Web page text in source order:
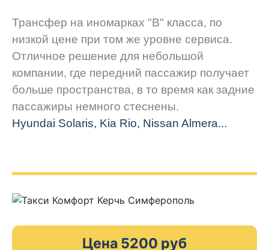
Трансфер на иномарках "В" класса, по
низкой цене при том же уровне сервиса.
Отличное решение для небольшой
компании, где передний пассажир получает
больше пространства, в то время как задние
пассажиры немного стеснены.
Hyundai Solaris, Kia Rio, Nissan Almera...
Цена 5200 руб